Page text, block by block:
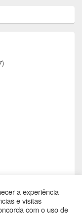
a experiência
e visitas
com o uso de